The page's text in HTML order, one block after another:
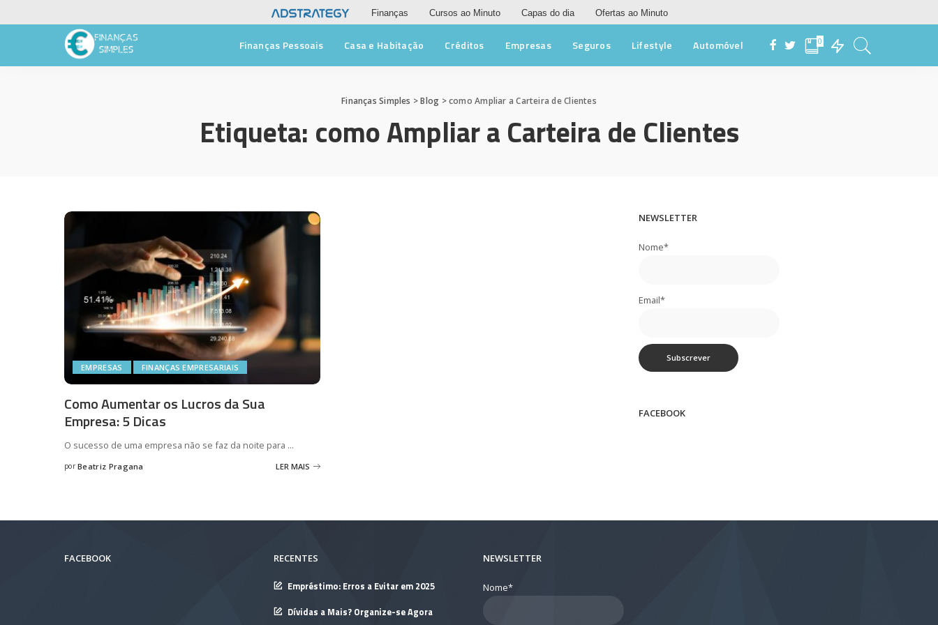
Finanças Cursos ao Minuto Capas do dia Ofertas ao Minuto
Finanças Pessoais Casa e Habitação Créditos Empresas Seguros Lifestyle Automóvel 0
Finanças Simples >Blog >como Ampliar a Carteira de Clientes
Etiqueta: como Ampliar a Carteira de Clientes
EMPRESAS FINANÇAS EMPRESARIAIS
Como Aumentar os Lucros da Sua
Empresa: 5 Dicas
O sucesso de uma empresa não se faz da noite para ...
Posted
por Beatriz Pragana LER MAIS
NEWSLETTER
Nome*
Email*
FACEBOOK
FACEBOOK RECENTES
Empréstimo: Erros a Evitar em 2025
Dívidas a Mais? Organize-se Agora
NEWSLETTER
Nome*